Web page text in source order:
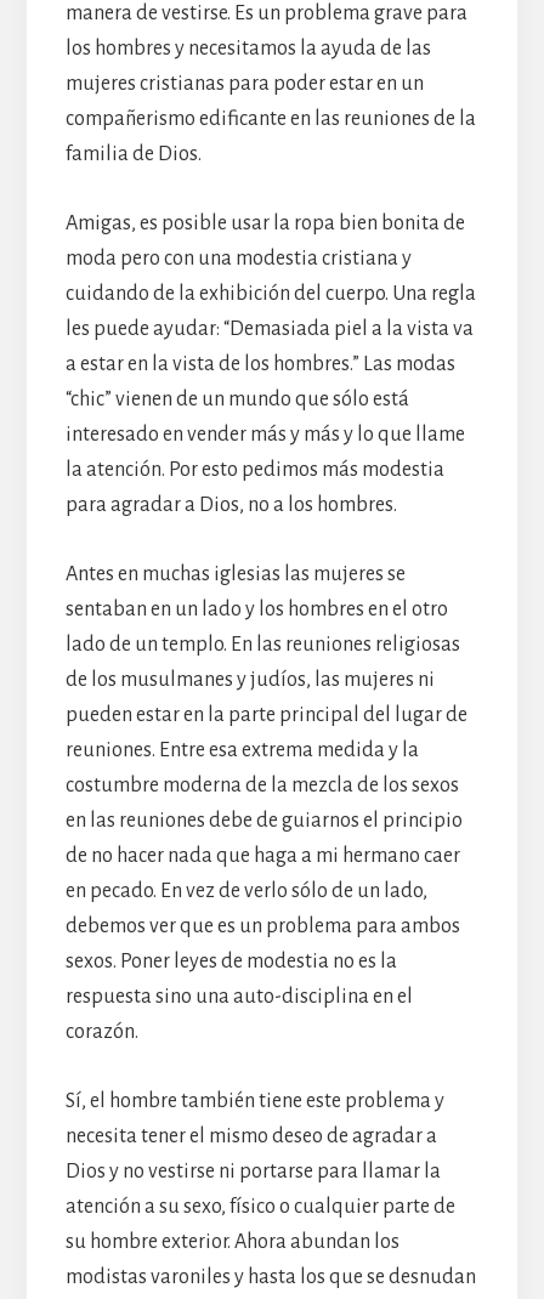
manera de vestirse. Es un problema grave para
los hombres y necesitamos la ayuda de las
mujeres cristianas para poder estar en un
compañerismo edificante en las reuniones de la
familia de Dios.
Amigas, es posible usar la ropa bien bonita de
moda pero con una modestia cristiana y
cuidando de la exhibición del cuerpo. Una regla
les puede ayudar: “Demasiada piel a la vista va
a estar en la vista de los hombres.” Las modas
“chic” vienen de un mundo que sólo está
interesado en vender más y más y lo que llame
la atención. Por esto pedimos más modestia
para agradar a Dios, no a los hombres.
Antes en muchas iglesias las mujeres se
sentaban en un lado y los hombres en el otro
lado de un templo. En las reuniones religiosas
de los musulmanes y judíos, las mujeres ni
pueden estar en la parte principal del lugar de
reuniones. Entre esa extrema medida y la
costumbre moderna de la mezcla de los sexos
en las reuniones debe de guiarnos el principio
de no hacer nada que haga a mi hermano caer
en pecado. En vez de verlo sólo de un lado,
debemos ver que es un problema para ambos
sexos. Poner leyes de modestia no es la
respuesta sino una auto-disciplina en el
corazón.
Sí, el hombre también tiene este problema y
necesita tener el mismo deseo de agradar a
Dios y no vestirse ni portarse para llamar la
atención a su sexo, físico o cualquier parte de
su hombre exterior. Ahora abundan los
modistas varoniles y hasta los que se desnudan